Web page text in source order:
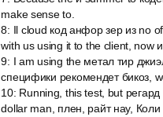
make sense to.
8: Il cloud код анфор зер из no
with us using it to the client, now
9: I am using the метал тир
специфики рекомендет бикоз,
10: Running, this test, but
dollar man, плен, райт нау,